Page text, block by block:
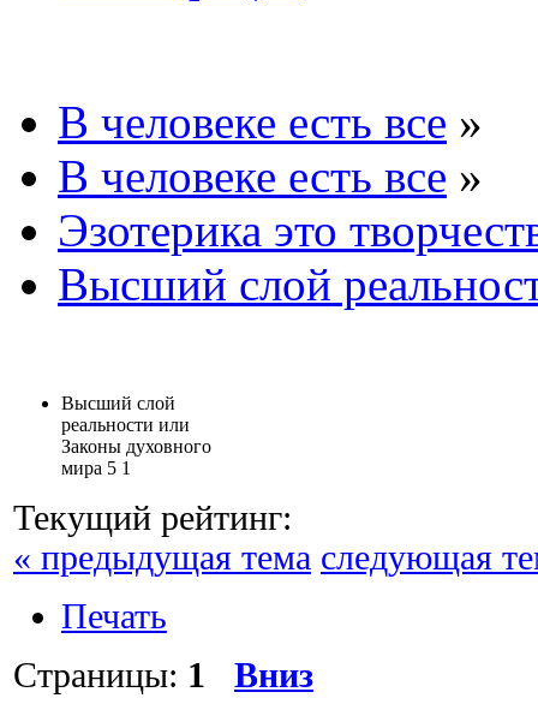
В человеке есть все »
В человеке есть все »
Эзотерика это
Высший слой
Высший слой
реальности или
Законы духовного
мира 5 1
Текущий рейтинг:
« предыдущая тема следующая
Печать
Страницы: 1 Вниз